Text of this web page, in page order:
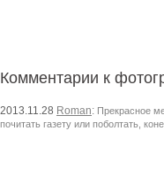
Комментарии к
2013.11.28 Roman: Прекрасное
почитать газету или поболтать,